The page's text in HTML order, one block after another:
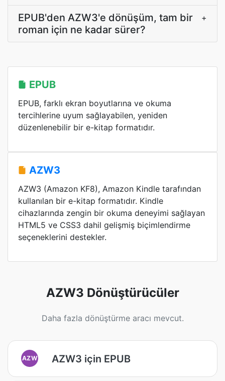
EPUB'den AZW3'e dönüşüm, tam bir
roman için ne kadar sürer?
+
EPUB
EPUB, farklı ekran boyutlarına ve okuma
tercihlerine uyum sağlayabilen, yeniden
düzenlenebilir bir e-kitap formatıdır.
AZW3
AZW3 (Amazon KF8), Amazon Kindle tarafından
kullanılan bir e-kitap formatıdır. Kindle
cihazlarında zengin bir okuma deneyimi sağlayan
HTML5 ve CSS3 dahil gelişmiş biçimlendirme
seçeneklerini destekler.
AZW3 Dönüştürücüler
Daha fazla dönüştürme aracı mevcut.
AZW AZW3 için EPUB